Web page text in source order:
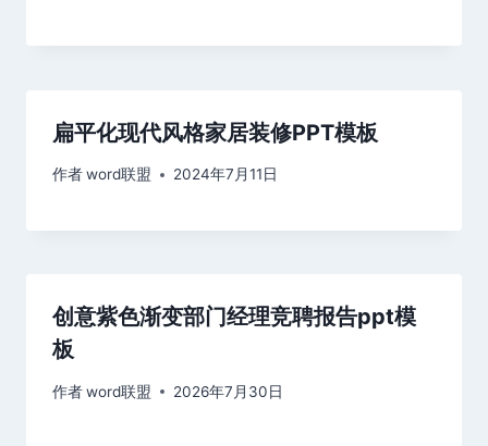
扁平化现代风格家居装修PPT模板
作者word联盟 2024年7月11日
创意紫色渐变部门经理竞聘报告ppt模
板
作者word联盟 2026年7月30日